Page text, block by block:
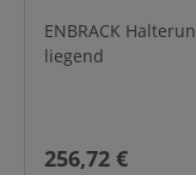
ENBRACK
liegend
Regulärer Preis:
256,72 €